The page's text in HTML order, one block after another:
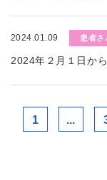
2024.01.09 患者さ
2024年２月１日か
1 ...